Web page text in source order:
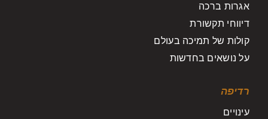
אגרות ברכה
דיווחי תקשורת
קולות של תמיכה בעולם
על נושאים בחדשות
רדיפה
עינויים